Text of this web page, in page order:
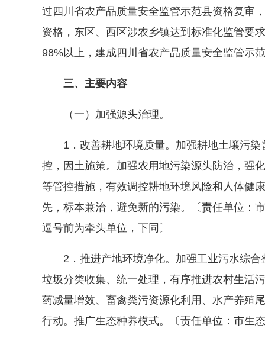
过四川省农产品质量安全监管示范县资格复审
资格，东区、西区涉农乡镇达到标准化监管要
98%以上，建成四川省农产品质量安全监管示
三、主要内容
（一）加强源头治理。
1．改善耕地环境质量。加强耕地土壤污染
控，因土施策。加强农用地污染源头防治，强
等管控措施，有效调控耕地环境风险和人体健
先，标本兼治，避免新的污染。〔责任单位：
逗号前为牵头单位，下同〕
2．推进产地环境净化。加强工业污水综合
垃圾分类收集、统一处理，有序推进农村生活
药减量增效、畜禽粪污资源化利用、水产养殖
行动。推广生态种养模式。〔责任单位：市生